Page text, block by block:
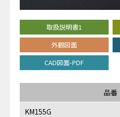
取扱説明書1
外観図面
CAD図面-PDF
品番
KM155G